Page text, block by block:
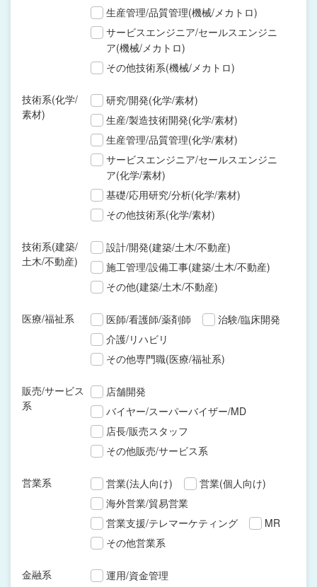
生産管理/品質管理(機械/メカトロ)
サービスエンジニア/セールスエンジニ
ア(機械/メカトロ)
その他技術系(機械/メカトロ)
技術系(化学/
素材)
研究/開発(化学/素材)
生産/製造技術開発(化学/素材)
生産管理/品質管理(化学/素材)
サービスエンジニア/セールスエンジニ
ア(化学/素材)
基礎/応用研究/分析(化学/素材)
その他技術系(化学/素材)
技術系(建築/
土木/不動産)
設計/開発(建築/土木/不動産)
施工管理/設備工事(建築/土木/不動産)
その他(建築/土木/不動産)
医療/福祉系 医師/看護師/薬剤師
治験/臨床開発
介護/リハビリ
その他専門職(医療/福祉系)
販売/サービス
系
店舗開発
バイヤー/スーパーバイザー/MD
店長/販売スタッフ
その他販売/サービス系
営業系 営業(法人向け)
営業(個人向け)
海外営業/貿易営業
営業支援/テレマーケティング
MR
その他営業系
金融系
運用/資金管理